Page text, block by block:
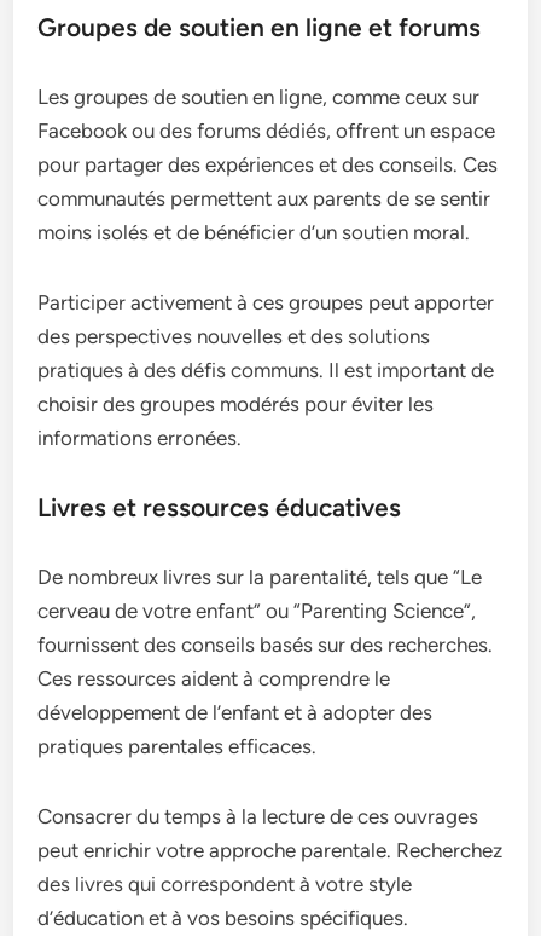
Groupes de soutien en ligne et forums
Les groupes de soutien en ligne, comme ceux sur
Facebook ou des forums dédiés, offrent un espace
pour partager des expériences et des conseils. Ces
communautés permettent aux parents de se sentir
moins isolés et de bénéficier d’un soutien moral.
Participer activement à ces groupes peut apporter
des perspectives nouvelles et des solutions
pratiques à des défis communs. Il est important de
choisir des groupes modérés pour éviter les
informations erronées.
Livres et ressources éducatives
De nombreux livres sur la parentalité, tels que “Le
cerveau de votre enfant” ou “Parenting Science”,
fournissent des conseils basés sur des recherches.
Ces ressources aident à comprendre le
développement de l’enfant et à adopter des
pratiques parentales efficaces.
Consacrer du temps à la lecture de ces ouvrages
peut enrichir votre approche parentale. Recherchez
des livres qui correspondent à votre style
d’éducation et à vos besoins spécifiques.